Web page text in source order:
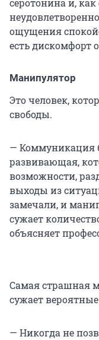
серотонина и,
ощущения
есть дискомфорт
Манипулятор
Это человек,
свободы.
— Коммуникация
развивающая,
возможности,
выходы из
замечали, и
сужает
объясняет
Самая страшная
сужает
— Никогда не